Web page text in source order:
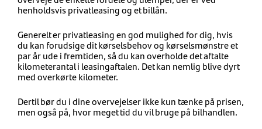
henholdsvis privatleasing og etbillån.
Generelt er privatleasing en god mulighed for dig, hvis
du kan forudsige dit kørselsbehov og kørselsmønstre et
par år ude i fremtiden, så du kan overholde det aftalte
kilometerantal i leasingaftalen. Det kan nemlig blive dyrt
med overkørte kilometer.
Dertil bør du i dine overvejelser ikke kun tænke på prisen,
men også på, hvor meget tid du vil bruge på bilhandlen.